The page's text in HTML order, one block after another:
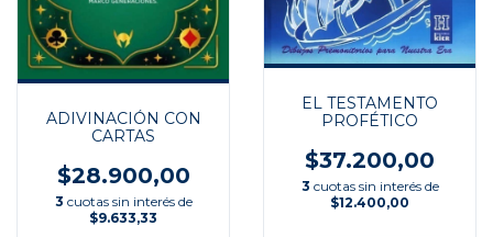
ADIVINACIÓN CON
CARTAS
$28.900,00
3 cuotas sin interés de
$9.633,33
EL TESTAMENTO
PROFÉTICO
$37.200,00
3 cuotas sin interés de
$12.400,00